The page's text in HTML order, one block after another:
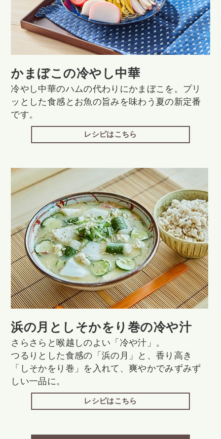
かまぼこの冷やし中華
冷やし中華のハムの代わりにかまぼこを。プリ
ッとした食感とお魚の旨みを味わう夏の新定番
です。
レシピはこちら
浜の月としそかをり巻の冷や汁
さらさらと喉越しのよい「冷や汁」。
つるりとした食感の「浜の月」と、香り高き
「しそかをり巻」を入れて、爽やかでみずみず
しい一品に。
レシピはこちら